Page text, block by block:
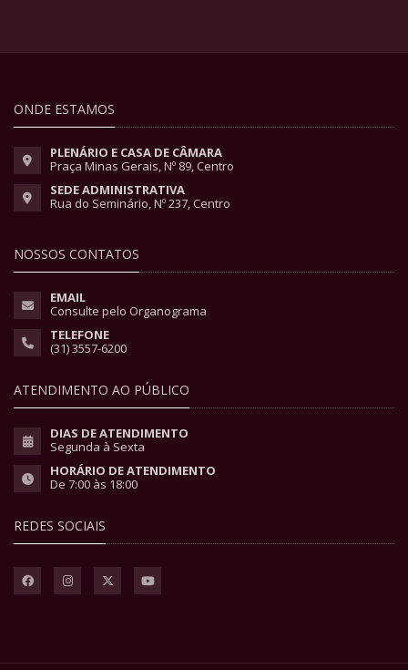
ONDE ESTAMOS
PLENÁRIO E CASA DE CÂMARA
Praça Minas Gerais, Nº 89, Centro
SEDE ADMINISTRATIVA
Rua do Seminário, Nº 237, Centro
NOSSOS CONTATOS
EMAIL
Consulte pelo Organograma
TELEFONE
(31) 3557-6200
ATENDIMENTO AO PÚBLICO
DIAS DE ATENDIMENTO
Segunda à Sexta
HORÁRIO DE ATENDIMENTO
De 7:00 às 18:00
REDES SOCIAIS